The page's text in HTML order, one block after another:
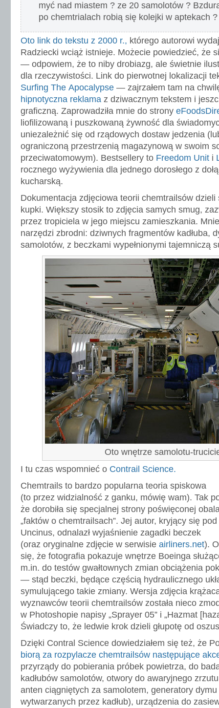
myć nad miastem ? ze 20 samolotów ?
po chemtrialach robią się kolejki w aptekach
Oto link do tekstu z 2000 r., którego autorowi
Radziecki wciąż istnieje. Możecie powiedzieć, że
— odpowiem, że to niby drobiazg, ale świetnie
dla rzeczywistości. Link do pierwotnej lokalizacji
Surfing The Apocalypse — zajrzałem tam na
hipnotyczna reklama z dziwacznym tekstem i
graficzną. Zaprowadziła mnie do strony
liofilizowaną i puszkowaną żywność dla
uniezależnić się od rządowych dostaw jedzenia
ograniczoną przestrzenią magazynową w swoim
przeciwatomowym). Bestsellery to Freedom Unit i
rocznego wyżywienia dla jednego dorosłego z
kucharską.
Dokumentacja zdjęciowa teorii chemtrailsów
kupki. Większy stosik to zdjęcia samych smug,
przez tropiciela w jego miejscu zamieszkania.
narzędzi zbrodni: dziwnych fragmentów kadłuba,
samolotów, z beczkami wypełnionymi tajemniczą
Oto wnętrze samolotu-
I tu czas wspomnieć o Contrail Science.
Chemtrails to bardzo popularna teoria spiskowa
(to przez widzialność z ganku, mówię wam). Tak
że dorobiła się specjalnej strony poświęconej
„faktów o chemtrailsach”. Jej autor, kryjący się
Uncinus, odnalazł wyjaśnienie zagadki beczek
(oraz oryginalne zdjęcie w serwisie airliners.net).
się, że fotografia pokazuje wnętrze Boeinga
m.in. do testów gwałtownych zmian obciążenia
— stąd beczki, będące częścią hydraulicznego
symulującego takie zmiany. Wersja zdjęcia
wyznawców teorii chemtrailsów została nieco
w Photoshopie napisy „Sprayer 05” i „Hazmat
Świadczy to, że ledwie krok dzieli głupotę od
Dzięki Contral Science dowiedziałem się też, że
biorą za rozpylacze chemtrailsów następujące
przyrządy do pobierania próbek powietrza, do
kadłubów samolotów, otwory do awaryjnego
anten ciągniętych za samolotem, generatory
wytwarzanych przez kadłub), urządzenia do